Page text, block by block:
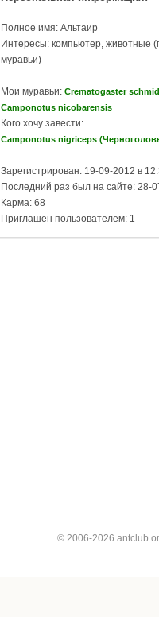
Полное имя: Альтаир
Интересы: компьютер, животные
муравьи)
Мои муравьи: Crematogaster
Camponotus nicobarensis
Кого хочу завести:
Camponotus nigriceps
Зарегистрирован: 19-09-2012 в
Последний раз был на сайте: 28-
Карма: 68
Приглашен пользователем: 1
© 2006-2026